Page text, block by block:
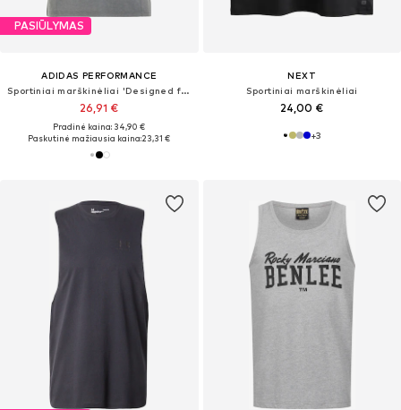
PASIŪLYMAS
ADIDAS PERFORMANCE
Sportiniai marškinėliai 'Designed for Training'
26,91 €
Pradinė kaina: 34,90 €
Paskutinė mažiausia kaina:23,31 €
NEXT
Sportiniai marškinėliai
24,00 €
+3